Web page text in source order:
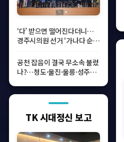
‘다’ 받으면 떨어진다더니…
경주시의원 선거 ‘가나다 순
공천 잡음이 결국 무소속 불렀
나?…청도·울진·울릉·성주
TK 시대정신 보고